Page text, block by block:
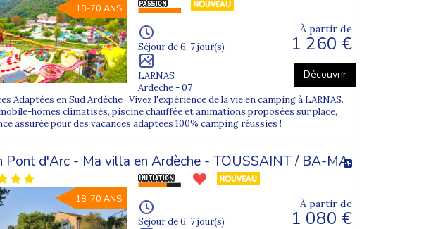
18-70 ANS
Séjour de 6, 7 jour(s)
LARNAS
Ardeche - 07
À partir de
1 260 €
Découvrir
Adaptées en Sud Ardèche Vivez l'expérience de la vie en camping à LARNAS.
homes climatisés, piscine chauffée et animations proposées sur place,
assurée pour des vacances adaptées 100% camping réussies !
Pont d'Arc - Ma villa en Ardèche - TOUSSAINT / BA-MA
18-70 ANS
Séjour de 6, 7 jour(s)
À partir de
1 080 €